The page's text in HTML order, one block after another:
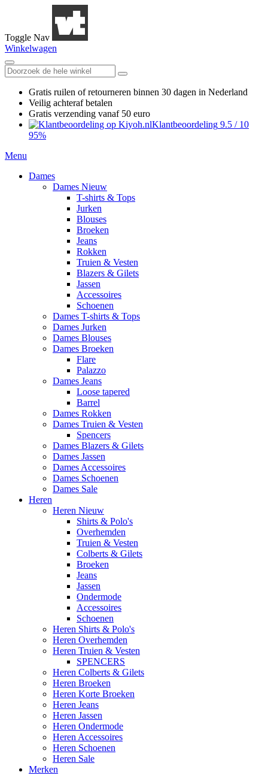
Toggle Nav
Winkelwagen
Gratis ruilen of retourneren binnen 30 dagen in Nederland
Veilig achteraf betalen
Gratis verzending vanaf 50 euro
Klantbeoordeling 9.5 / 10
95%
Menu
Dames
Dames Nieuw
T-shirts & Tops
Jurken
Blouses
Broeken
Jeans
Rokken
Truien & Vesten
Blazers & Gilets
Jassen
Accessoires
Schoenen
Dames T-shirts & Tops
Dames Jurken
Dames Blouses
Dames Broeken
Flare
Palazzo
Dames Jeans
Loose tapered
Barrel
Dames Rokken
Dames Truien & Vesten
Spencers
Dames Blazers & Gilets
Dames Jassen
Dames Accessoires
Dames Schoenen
Dames Sale
Heren
Heren Nieuw
Shirts & Polo's
Overhemden
Truien & Vesten
Colberts & Gilets
Broeken
Jeans
Jassen
Ondermode
Accessoires
Schoenen
Heren Shirts & Polo's
Heren Overhemden
Heren Truien & Vesten
SPENCERS
Heren Colberts & Gilets
Heren Broeken
Heren Korte Broeken
Heren Jeans
Heren Jassen
Heren Ondermode
Heren Accessoires
Heren Schoenen
Heren Sale
Merken